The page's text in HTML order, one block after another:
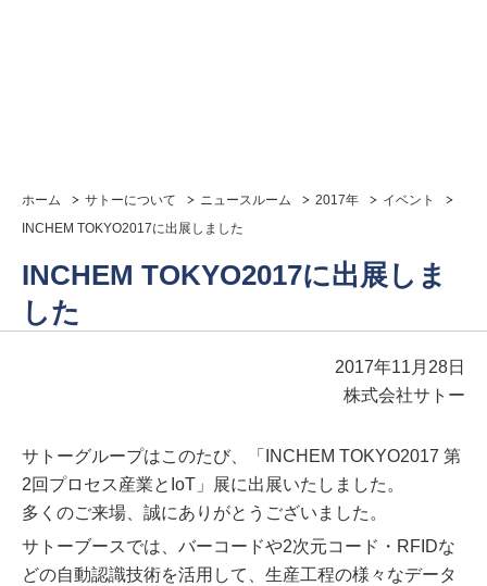
ホーム サトーについて ニュースルーム 2017年
イベント
INCHEM TOKYO2017に出展しました
INCHEM TOKYO2017に出展しま
した
2017年11月28日
株式会社サトー
サトーグループはこのたび、「INCHEM TOKYO2017 第
2回プロセス産業とIoT」展に出展いたしました。
多くのご来場、誠にありがとうございました。
サトーブースでは、バーコードや2次元コード・RFIDな
どの自動認識技術を活用して、生産工程の様々なデータ